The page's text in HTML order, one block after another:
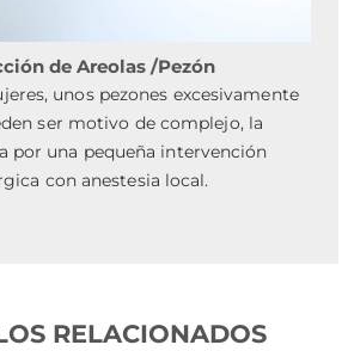
de Areolas /Pezón
unos pezones excesivamente
ser motivo de complejo, la
por una pequeña intervención
con anestesia local.
RELACIONADOS